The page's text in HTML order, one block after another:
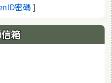
密碼(另開視窗)
]
箱